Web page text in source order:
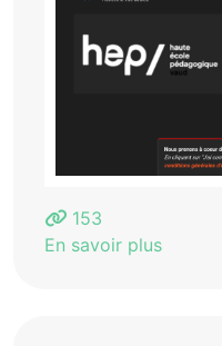
153
En savoir plus